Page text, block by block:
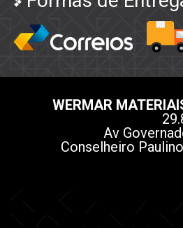
WERMAR
Av
Conselheiro